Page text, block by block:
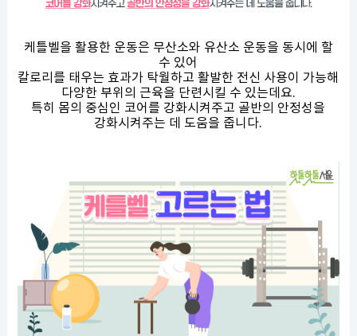
케틀벨을 활용한 운동은 무산소와 유산소 운동을 동시에 할
수 있어
칼로리를 태우는 효과가 탁월하고 활발한 전신 사용이 가능해
다양한 부위의 근육을 단련시킬 수 있는데요.
특히 몸의 중심인 코어를 강화시켜주고 골반의 안정성을
강화시켜주는 데 도움을 줍니다.